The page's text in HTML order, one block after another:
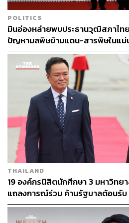
ABOUT THE
วิโรจน์ เลิศจิ
Senior
THE STANDARD
POLITICS
มินอ่องหล่ายพบประธานวุฒิสภาไท
ปัญหามลพิษข้ามแดน-สารพิษในแม่
THAILAND
19 องค์กรนิสิตนักศึกษา 3 มหาวิทย
แถลงการณ์ร่วม ค้านรัฐบาลต้อนรับ